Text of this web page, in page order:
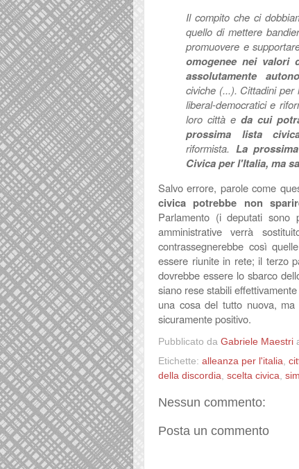
Il compito che ci
quello di mettere
promuovere e
omogenee nei valori
assolutamente
civiche (...). Cittadini per
liberal-democratici e
loro città e da cui
prossima lista
riformista. La
Civica per l'Italia, ma
Salvo errore, parole come
civica potrebbe non
Parlamento (i deputati sono
amministrative verrà
contrassegnerebbe così
essere riunite in rete; il terzo
dovrebbe essere lo sbarco
siano rese stabili
una cosa del tutto nuova,
sicuramente positivo.
Pubblicato da Gabriele Maestri
Etichette: alleanza per l'italia,
della discordia, scelta civica,
Nessun commento:
Posta un commento